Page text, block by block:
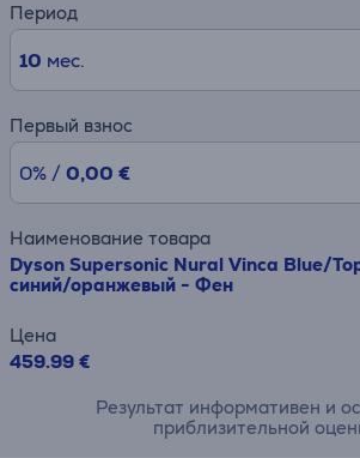
Период
10 мес.
Первый взнос
0% / 0,00 €
Наименование товара
Dyson Supersonic Nural Vinca Blue/
синий/оранжевый - Фен
Цена
459.99 €
Результат информативен и
приблизительной